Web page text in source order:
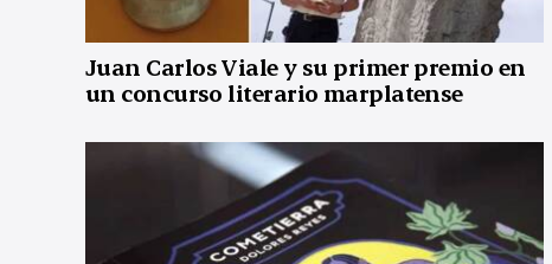
Juan Carlos Viale y su primer premio en
un concurso literario marplatense